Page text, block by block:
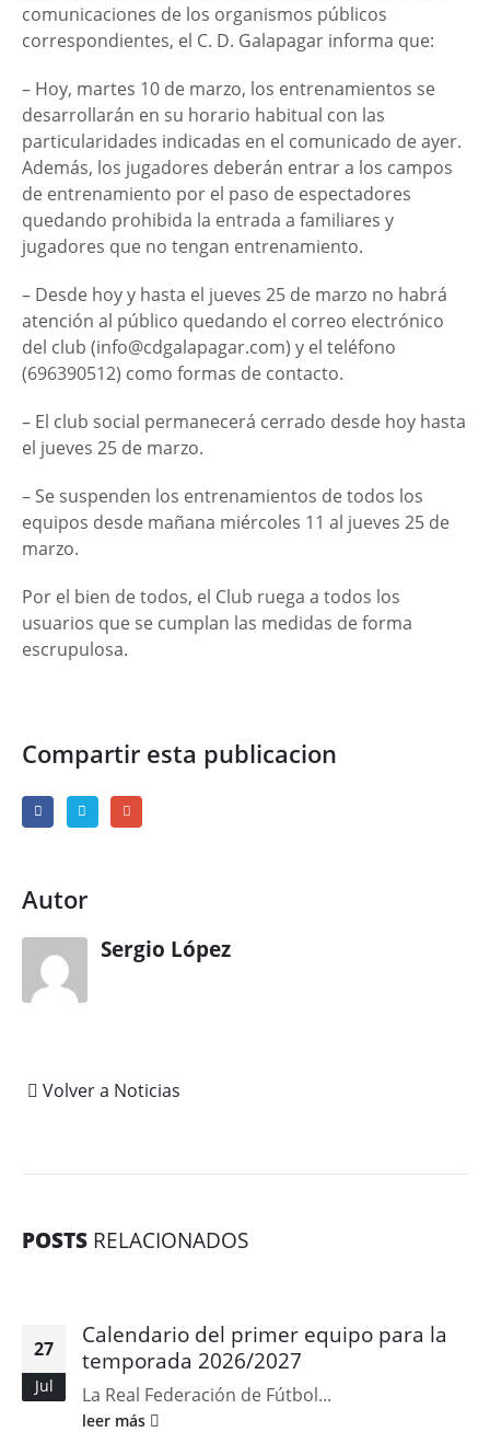
comunicaciones de los organismos públicos
correspondientes, el C. D. Galapagar informa que:
– Hoy, martes 10 de marzo, los entrenamientos se
desarrollarán en su horario habitual con las
particularidades indicadas en el comunicado de ayer.
Además, los jugadores deberán entrar a los campos
de entrenamiento por el paso de espectadores
quedando prohibida la entrada a familiares y
jugadores que no tengan entrenamiento.
– Desde hoy y hasta el jueves 25 de marzo no habrá
atención al público quedando el correo electrónico
del club (info@cdgalapagar.com) y el teléfono
(696390512) como formas de contacto.
– El club social permanecerá cerrado desde hoy hasta
el jueves 25 de marzo.
– Se suspenden los entrenamientos de todos los
equipos desde mañana miércoles 11 al jueves 25 de
marzo.
Por el bien de todos, el Club ruega a todos los
usuarios que se cumplan las medidas de forma
escrupulosa.
Compartir esta publicacion
Autor
Sergio López
Volver a Noticias
POSTS RELACIONADOS
27
Jul
Calendario del primer equipo para la
temporada 2026/2027
La Real Federación de Fútbol...
leer más